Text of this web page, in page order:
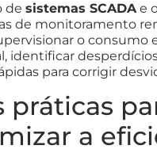
de sistemas SCADAe
de monitoramento
o consumo
identificar
para corrigir
práticas
a